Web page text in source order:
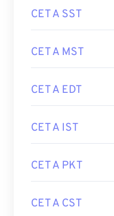
CET A SST
CET A MST
CET A EDT
CET A IST
CET A PKT
CET A CST